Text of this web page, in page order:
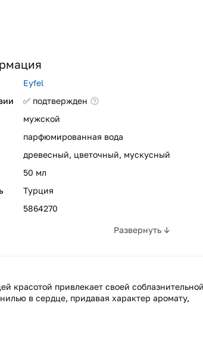
Развернуть ↓
Eyfel
✅ подтвержден
мужской
парфюмированная вода
древесный, цветочный, мускусный
50 мл
Турция
5864270
привлекает своей соблазнительной
в сердце, придавая характер аромату,